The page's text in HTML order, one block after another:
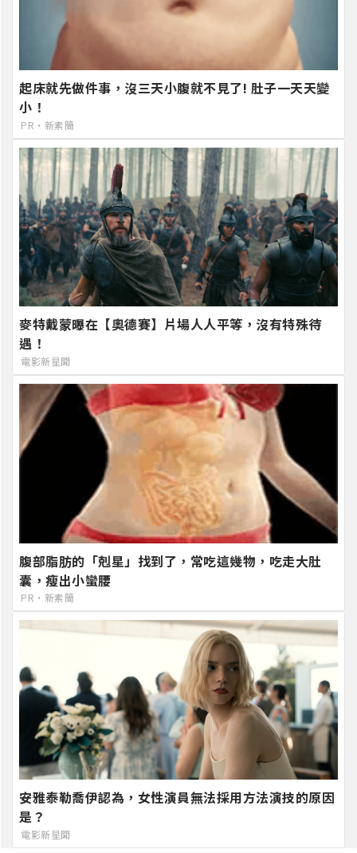
起床就先做件事，沒三天小腹就不見了! 肚子一天天變
小！
PR・新素簡
麥特戴蒙曝在【奧德賽】片場人人平等，沒有特殊待
遇！
電影新星聞
腹部脂肪的「剋星」找到了，常吃這幾物，吃走大肚
囊，瘦出小蠻腰
PR・新素簡
安雅泰勒喬伊認為，女性演員無法採用方法演技的原因
是？
電影新星聞